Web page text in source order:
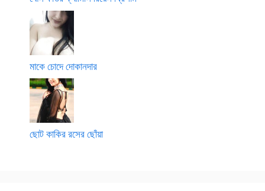
মাকে চোদে দোকানদার
ছোট কাকির রসের ছোঁয়া